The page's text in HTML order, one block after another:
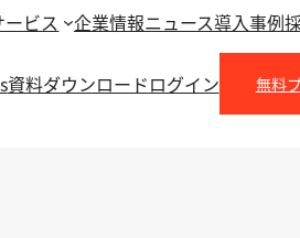
ービス 企業情報ニュース導入事例
資料ダウンロードログイン 無料